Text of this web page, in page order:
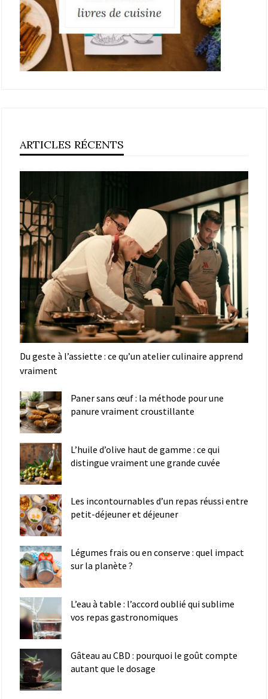
ARTICLES RÉCENTS
Du geste à l’assiette : ce qu’un atelier culinaire apprend
vraiment
Paner sans œuf : la méthode pour une
panure vraiment croustillante
L’huile d’olive haut de gamme : ce qui
distingue vraiment une grande cuvée
Les incontournables d’un repas réussi entre
petit-déjeuner et déjeuner
Légumes frais ou en conserve : quel impact
sur la planète ?
L’eau à table : l’accord oublié qui sublime
vos repas gastronomiques
Gâteau au CBD : pourquoi le goût compte
autant que le dosage